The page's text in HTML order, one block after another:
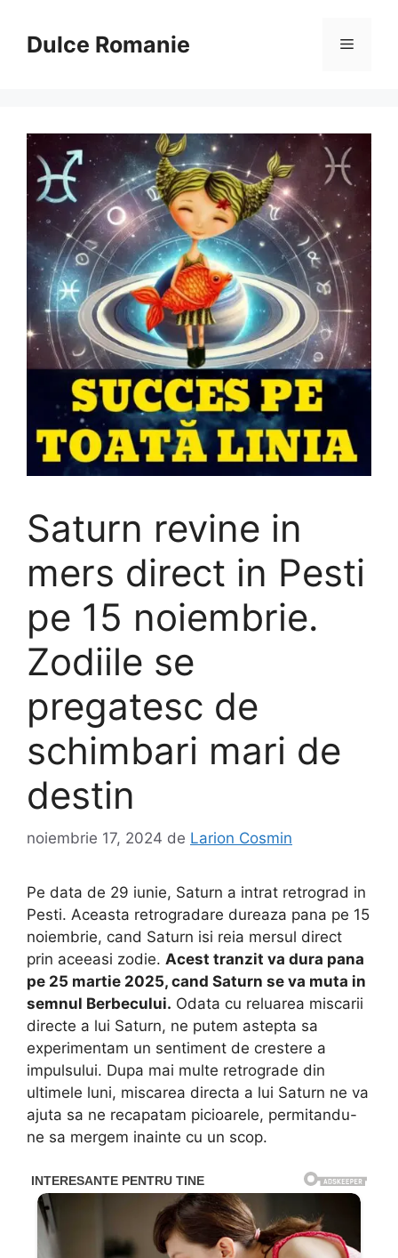
conținutDulce Romanie Meniu
Saturn revine in
mers direct in Pesti
pe 15 noiembrie.
Zodiile se
pregatesc de
schimbari mari de
destin
noiembrie 17, 2024 de Larion Cosmin
Pe data de 29 iunie, Saturn a intrat retrograd in
Pesti. Aceasta retrogradare dureaza pana pe 15
noiembrie, cand Saturn isi reia mersul direct
prin aceeasi zodie. Acest tranzit va dura pana
pe 25 martie 2025, cand Saturn se va muta in
semnul Berbecului. Odata cu reluarea miscarii
directe a lui Saturn, ne putem astepta sa
experimentam un sentiment de crestere a
impulsului. Dupa mai multe retrograde din
ultimele luni, miscarea directa a lui Saturn ne va
ajuta sa ne recapatam picioarele, permitandu-
ne sa mergem inainte cu un scop.